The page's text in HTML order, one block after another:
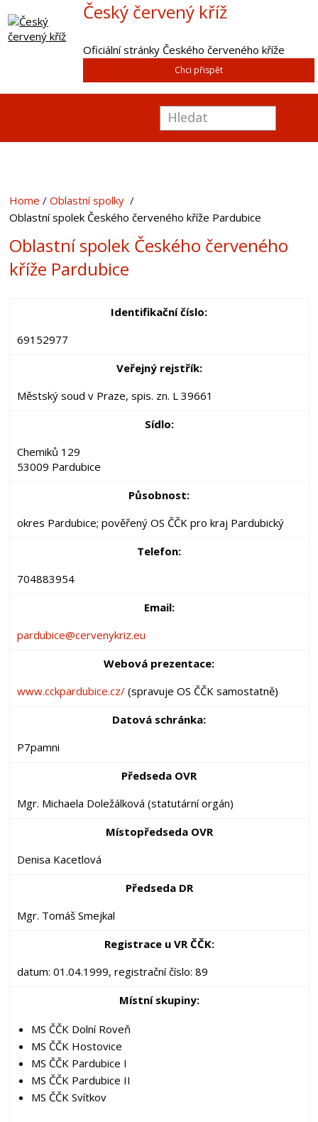
Český červený kříž
Oficiální stránky Českého červeného kříže
Chci přispět
Home
Oblastní spolky
Oblastní spolek Českého červeného kříže Pardubice
Oblastní spolek Českého červeného
kříže Pardubice
Identifikační číslo:
69152977
Veřejný rejstřík:
Městský soud v Praze, spis. zn. L 39661
Sídlo:
Chemiků 129
53009 Pardubice
Působnost:
okres Pardubice; pověřený OS ČČK pro kraj Pardubický
Telefon:
704883954
Email:
pardubice@cervenykriz.eu
Webová prezentace:
www.cckpardubice.cz/(spravuje OS ČČK samostatně)
Datová schránka:
P7pamni
Předseda OVR
Mgr. Michaela Doležálková (statutární orgán)
Místopředseda OVR
Denisa Kacetlová
Předseda DR
Mgr. Tomáš Smejkal
Registrace u VR ČČK:
datum: 01.04.1999, registrační číslo: 89
Místní skupiny:
MS ČČK Dolní Roveň
MS ČČK Hostovice
MS ČČK Pardubice I
MS ČČK Pardubice II
MS ČČK Svítkov